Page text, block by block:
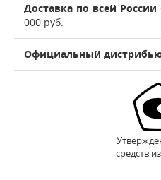
Доставка по всей России
000 руб.
Официальный
средств